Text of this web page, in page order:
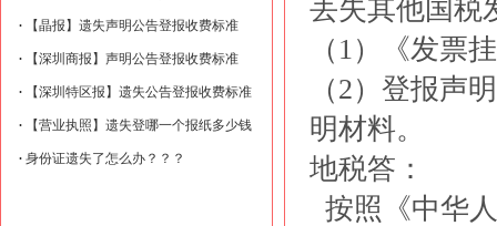
【晶报】遗失声明公告登报收费标准
【深圳商报】声明公告登报收费标准
【深圳特区报】遗失公告登报收费标准
【营业执照】遗失登哪一个报纸多少钱
身份证遗失了怎么办？？？
丢失其他国税
（1）《发票
（2）登报声
明材料。
地税答：
按照《中华